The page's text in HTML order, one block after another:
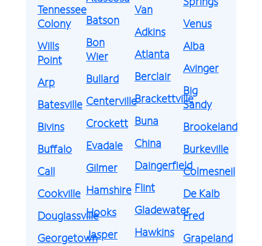
Tennessee
Colony
Wills
Point
Arp
Batesville
Bivins
Buffalo
Call
Cookville
Douglassville
Georgetown
Batson
Bon
Wier
Bullard
Centerville
Crockett
Evadale
Gilmer
Hamshire
Hooks
Jasper
Van
Adkins
Atlanta
Berclair
Brackettville
Buna
China
Daingerfield
Flint
Gladewater
Hawkins
Venus
Alba
Avinger
Big
Sandy
Brookeland
Burkeville
Colmesneil
De Kalb
Fred
Grapeland